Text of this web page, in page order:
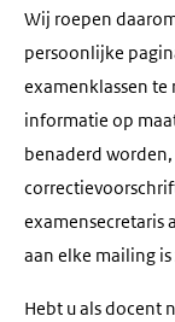
Wij roepen
persoonlijke
examenklassen
informatie op
benaderd
examensecretaris
aan elke mailing
Hebt u als docent